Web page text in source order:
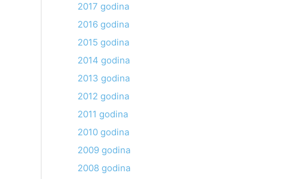
2017 godina
2016 godina
2015 godina
2014 godina
2013 godina
2012 godina
2011 godina
2010 godina
2009 godina
2008 godina